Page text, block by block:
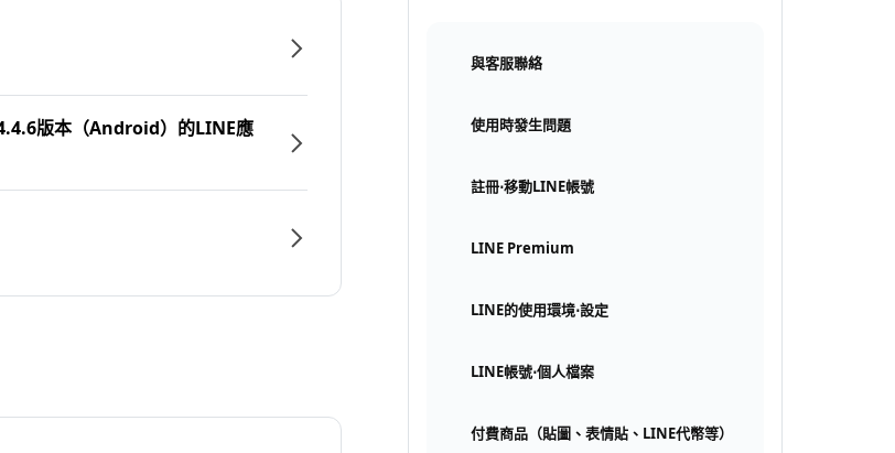
與客服聯絡
使用時發生問題
註冊⋅移動LINE帳號
LINE Premium
LINE的使用環境⋅設定
LINE帳號⋅個人檔案
付費商品（貼圖、表情貼、LINE代幣等）
版本（Android）的LINE應